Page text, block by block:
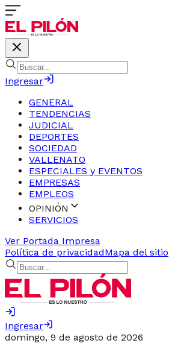
Ingresar
GENERAL
TENDENCIAS
JUDICIAL
DEPORTES
SOCIEDAD
VALLENATO
ESPECIALES y EVENTOS
EMPRESAS
EMPLEOS
OPINIÓN
SERVICIOS
Ver Portada Impresa
Política de privacidadMapa del sitio
Ingresar
domingo, 9 de agosto de 2026